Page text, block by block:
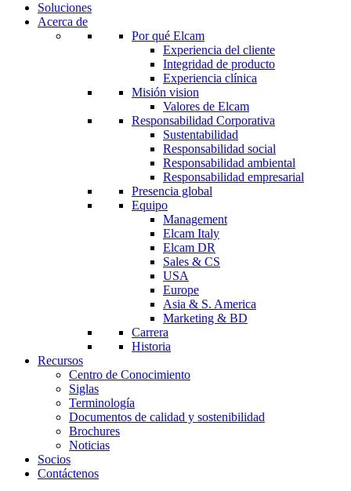
Soluciones
Acerca de
Por qué Elcam
Experiencia del cliente
Integridad de producto
Experiencia clínica
Misión vision
Valores de Elcam
Responsabilidad Corporativa
Sustentabilidad
Responsabilidad social
Responsabilidad ambiental
Responsabilidad empresarial
Presencia global
Equipo
Management
Elcam Italy
Elcam DR
Sales & CS
USA
Europe
Asia & S. America
Marketing & BD
Carrera
Historia
Recursos
Centro de Conocimiento
Siglas
Terminología
Documentos de calidad y sostenibilidad
Brochures
Noticias
Socios
Contáctenos